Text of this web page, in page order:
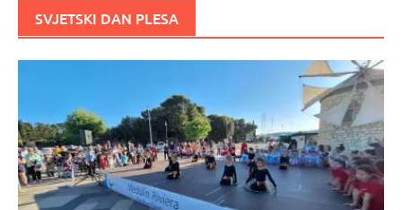
SVJETSKI DAN PLESA